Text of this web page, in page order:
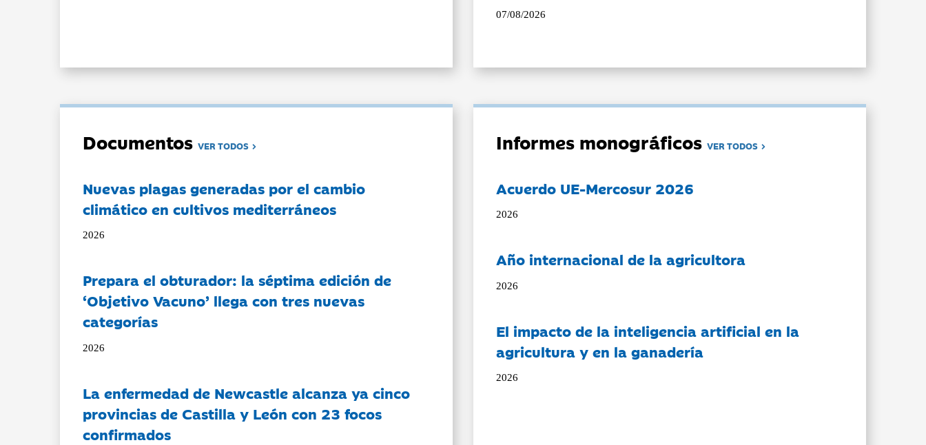
07/08/2026
DocumentosVER TODOS
Nuevas plagas generadas por el cambio
climático en cultivos mediterráneos
2026
Prepara el obturador: la séptima edición de
‘Objetivo Vacuno’ llega con tres nuevas
categorías
2026
La enfermedad de Newcastle alcanza ya cinco
provincias de Castilla y León con 23 focos
confirmados
Informes monográficosVER TODOS
Acuerdo UE-Mercosur 2026
2026
Año internacional de la agricultora
2026
El impacto de la inteligencia artificial en la
agricultura y en la ganadería
2026